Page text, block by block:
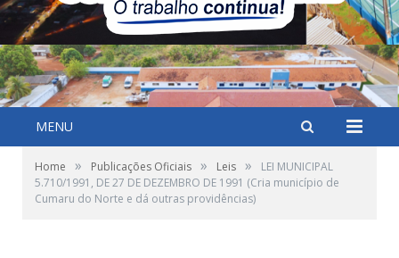
MENU
Home » Publicações Oficiais » Leis »
LEI MUNICIPAL
5.710/1991, DE 27 DE DEZEMBRO DE 1991 (Cria município de
Cumaru do Norte e dá outras providências)